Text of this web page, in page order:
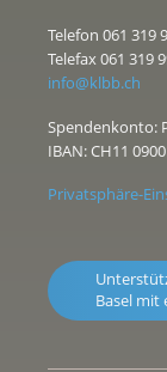
Telefon 061 319
Telefax 061 319
info@klbb.ch
Spendenkonto:
IBAN: CH11
Privatsphäre-
Basel mit